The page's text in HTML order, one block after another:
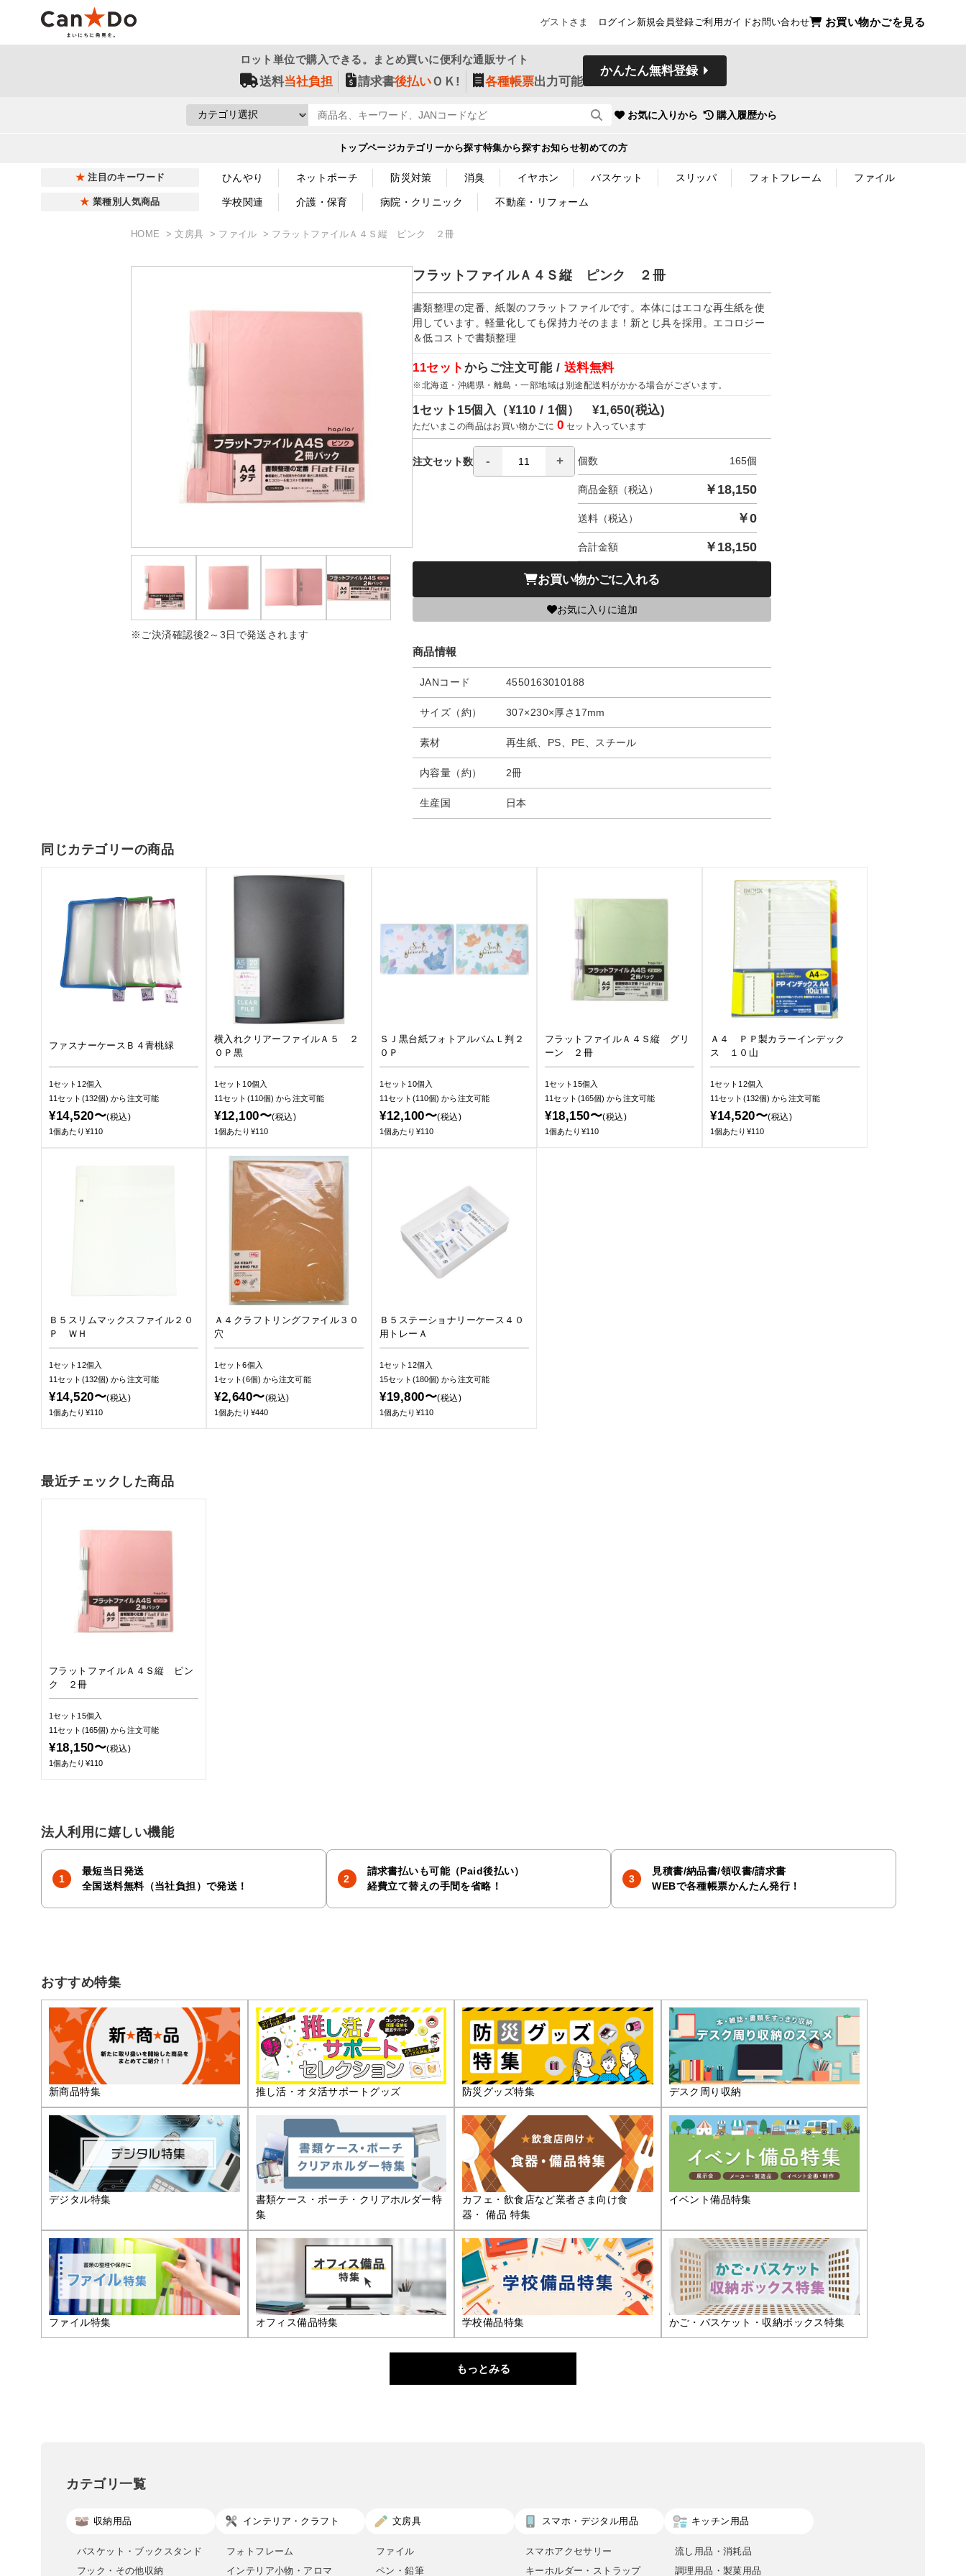
ゲストさま ログイン 新規会員登録ご利用ガイドお問い合わせ お買い物かごを見る
ロット単位で購入できる。まとめ買いに便利な通販サイト
送料当社負担 請求書後払いＯＫ! 各種帳票出力可能
かんたん無料登録
お気に入りから 購入履歴から
トップページカテゴリーから探す特集から探すお知らせ初めての方
注目のキーワード ひんやり ネットポーチ 防災対策 消臭 イヤホン バスケット スリッパ フォトフレーム ファイル
業種別人気商品 学校関連 介護・保育 病院・クリニック 不動産・リフォーム
HOME 文房具 ファイル フラットファイルＡ４Ｓ縦 ピンク ２冊
※ご決済確認後2～3日で発送されます
フラットファイルＡ４Ｓ縦 ピンク ２冊
書類整理の定番、紙製のフラットファイルです。本体にはエコな再生紙を使
用しています。軽量化しても保持力そのまま！新とじ具を採用。エコロジー
＆低コストで書類整理
11セット からご注文可能 / 送料無料
※北海道・沖縄県・離島・一部地域は別途配送料がかかる場合がございます。
1セット15個入（¥110 / 1個）¥1,650(税込)
ただいまこの商品はお買い物かごに0 セット入っています
注文セット数 個数 165個
商品金額（税込） ￥ 18,150
送料（税込） ￥0
合計金額 ￥ 18,150
お買い物かごに入れる
お気に入りに追加
商品情報
JANコード 4550163010188
サイズ（約） 307×230×厚さ17mm
素材 再生紙、PS、PE、スチール
内容量（約） 2冊
生産国 日本
同じカテゴリーの商品
ファスナーケースＢ４青桃緑
1セット12個入
11セット(132個)から注文可能
¥14,520〜(税込)
1個あたり¥110
横入れクリアーファイルＡ５ ２
０Ｐ黒
1セット10個入
11セット(110個)から注文可能
¥12,100〜(税込)
1個あたり¥110
ＳＪ黒台紙フォトアルバムＬ判２
０Ｐ
1セット10個入
11セット(110個)から注文可能
¥12,100〜(税込)
1個あたり¥110
フラットファイルＡ４Ｓ縦 グリ
ーン ２冊
1セット15個入
11セット(165個)から注文可能
¥18,150〜(税込)
1個あたり¥110
Ａ４ ＰＰ製カラーインデック
ス １０山
1セット12個入
11セット(132個)から注文可能
¥14,520〜(税込)
1個あたり¥110
Ｂ５スリムマックスファイル２０
Ｐ ＷＨ
1セット12個入
11セット(132個)から注文可能
¥14,520〜(税込)
1個あたり¥110
Ａ４クラフトリングファイル３０
穴
1セット6個入
1セット(6個) から注文可能
¥2,640〜(税込)
1個あたり¥440
Ｂ５ステーショナリーケース４０
用トレーＡ
1セット12個入
15セット(180個)から注文可能
¥19,800〜(税込)
1個あたり¥110
最近チェックした商品
フラットファイルＡ４Ｓ縦 ピン
ク ２冊
1セット15個入
11セット(165個)から注文可能
¥18,150〜(税込)
1個あたり¥110
法人利用に嬉しい機能
最短当日発送
全国送料無料（当社負担）で発送！
請求書払いも可能（Paid後払い）
経費立て替えの手間を省略！
見積書/納品書/領収書/請求書
WEBで各種帳票かんたん発行！
おすすめ特集
新商品特集 推し活・オタ活サポートグッズ 防災グッズ特集 デスク周り収納
デジタル特集
書類ケース・ポーチ・クリアホルダー特
集
カフェ・飲食店など業者さま向け食
器・ 備品 特集
イベント備品特集
ファイル特集 オフィス備品特集 学校備品特集 かご・バスケット・収納ボックス特集
もっとみる
カテゴリ一覧
収納用品
バスケット・ブックスタンド
フック・その他収納
インテリア・クラフト
フォトフレーム
インテリア小物・アロマ
文房具
ファイル
ペン・鉛筆
スマホ・デジタル用品
スマホアクセサリー
キーホルダー・ストラップ
キッチン用品
流し用品・消耗品
調理用品・製菓用品